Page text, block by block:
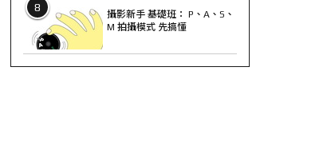
8
攝影新手 基礎班： P、A、S、
M 拍攝模式 先搞懂